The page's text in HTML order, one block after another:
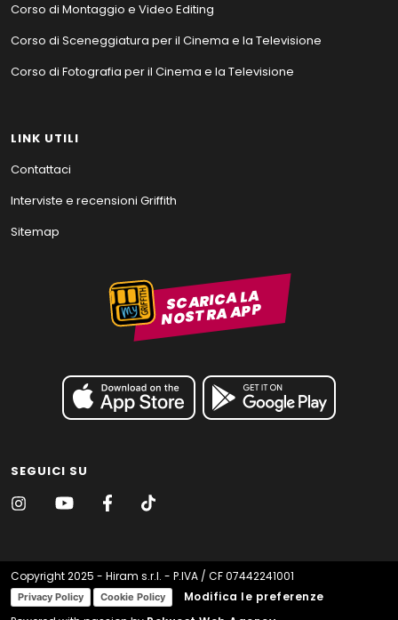
Corso di Montaggio e Video Editing
Corso di Sceneggiatura per il Cinema e la Televisione
Corso di Fotografia per il Cinema e la Televisione
LINK UTILI
Contattaci
Interviste e recensioni Griffith
Sitemap
SCARICA LA
NOSTRA APP
SEGUICI SU
Copyright 2025 - Hiram s.r.l. - P.IVA / CF 07442241001
Privacy Policy Cookie Policy
Modifica le preferenze